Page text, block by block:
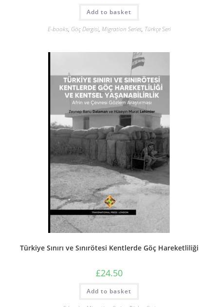
Add to basket
E-books, Göç Dergisi, Migration Series, Türkçe Seri
Türkiye Sınırı ve Sınırötesi Kentlerde Göç Hareketliliği
£24.50
Add to basket